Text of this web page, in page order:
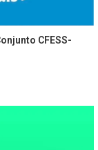
CFESS-